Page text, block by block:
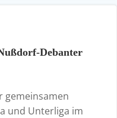
Debanter
gemeinsamen
und Unterliga im